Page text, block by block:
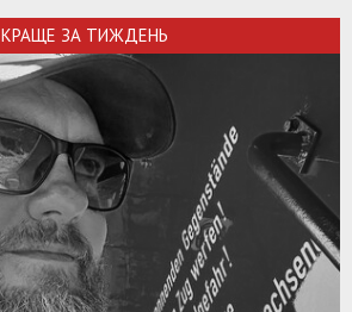
КРАЩЕ ЗА ТИЖДЕНЬ